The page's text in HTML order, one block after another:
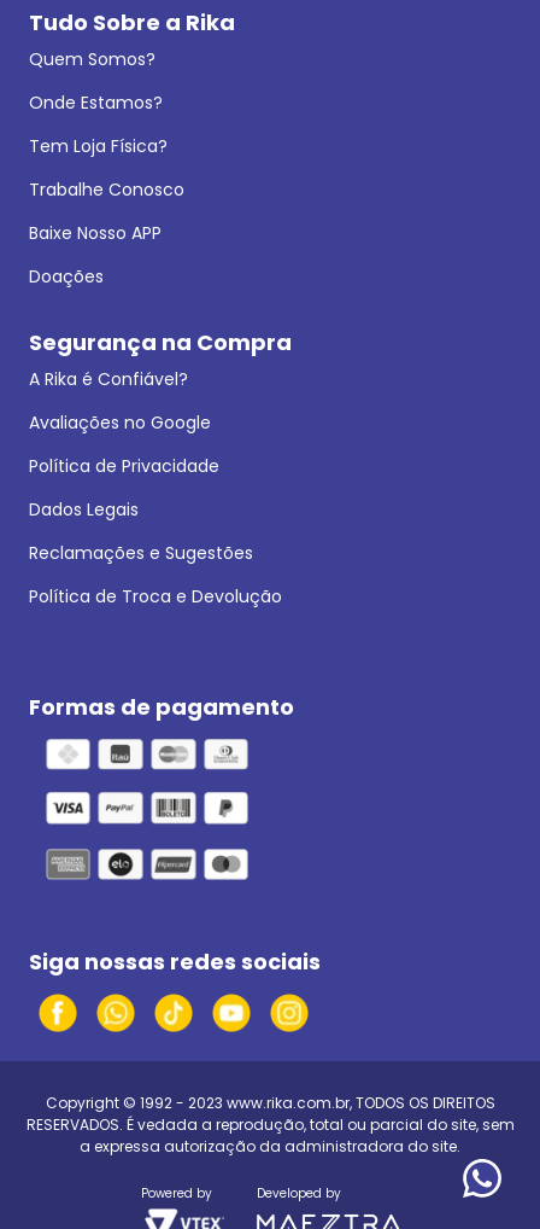
Tudo Sobre a Rika
Quem Somos?
Onde Estamos?
Tem Loja Física?
Trabalhe Conosco
Baixe Nosso APP
Doações
Segurança na Compra
A Rika é Confiável?
Avaliações no Google
Política de Privacidade
Dados Legais
Reclamações e Sugestões
Política de Troca e Devolução
Formas de pagamento
Siga nossas redes sociais
Copyright © 1992 - 2023 www.rika.com.br, TODOS OS DIREITOS
RESERVADOS. É vedada a reprodução, total ou parcial do site, sem
a expressa autorização da administradora do site.
Powered by Developed by